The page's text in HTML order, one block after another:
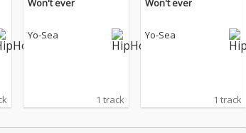
Won't ever
Yo-Sea
1 track
Won't ever
Yo-Sea
1 track